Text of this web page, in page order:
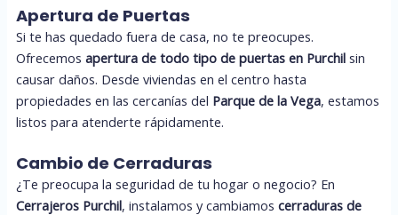
Apertura de Puertas
Si te has quedado fuera de casa, no te preocupes.
Ofrecemos apertura de todo tipo de puertas en Purchilsin
causar daños. Desde viviendas en el centro hasta
propiedades en las cercanías del Parque de la Vega, estamos
listos para atenderte rápidamente.
Cambio de Cerraduras
¿Te preocupa la seguridad de tu hogar o negocio? En
Cerrajeros Purchil, instalamos y cambiamos cerraduras de